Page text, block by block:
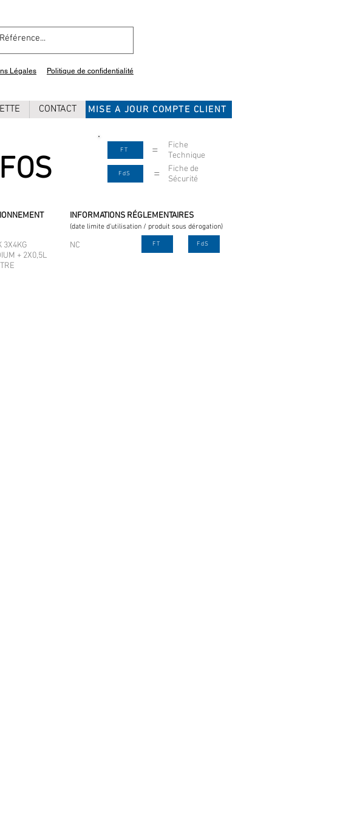
Légales Politique de confidentialité
CONTACT MISE A JOUR COMPTE CLIENT
FT =
Fiche
Technique
FdS =
Fiche de
Sécurité
INFORMATIONS RÉGLEMENTAIRES
(date limite d'utilisation / produit sous dérogation)
3X4KG
+ 2X0,5L
NC FT FdS